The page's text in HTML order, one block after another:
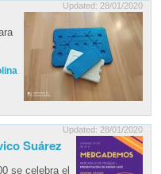
Updated: 28/01/2020
Updated: 28/01/2020
Suárez
se celebra el